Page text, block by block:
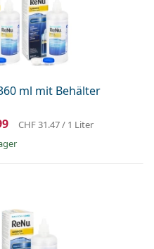
ml mit Behälter
CHF 31.47/ 1 Liter